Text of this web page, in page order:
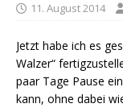
11. August 2014
Jetzt habe ich es
Walzer“
paar Tage Pause
kann, ohne dabei